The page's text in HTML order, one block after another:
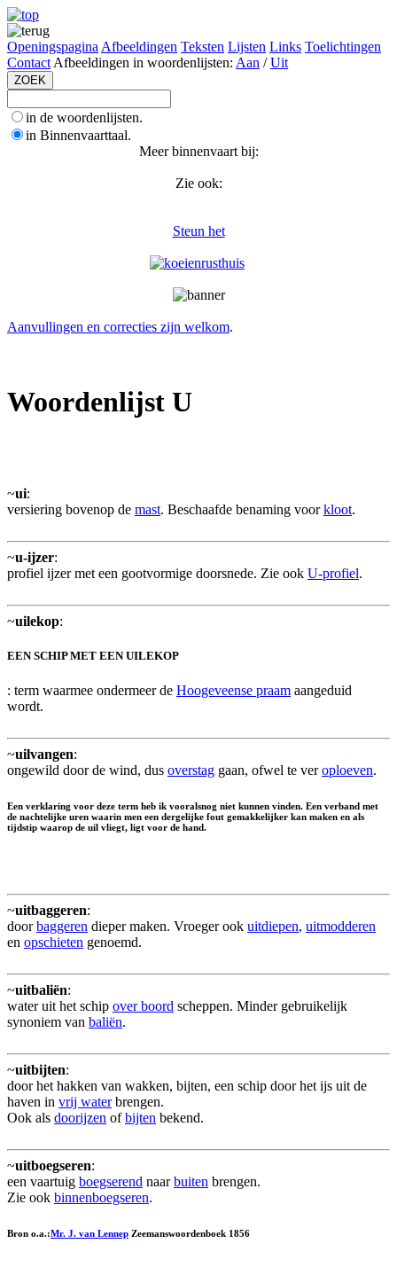
Openingspagina Afbeeldingen Teksten Lijsten Links Toelichtingen
Contact Afbeeldingen in woordenlijsten: Aan /Uit
in de woordenlijsten.
in Binnenvaarttaal.
Meer binnenvaart bij:
Zie ook:
Steun het
Aanvullingen en correcties zijn welkom.
Woordenlijst U
~ui:
versiering bovenop de mast. Beschaafde benaming voorkloot.
~u-ijzer:
profiel ijzer met een gootvormige doorsnede. Zie ook U-profiel.
~uilekop:
EEN SCHIP MET EEN UILEKOP
: term waarmee ondermeer de Hoogeveense praam aangeduid
wordt.
~uilvangen:
ongewild door de wind, dus overstag gaan, ofwel te veroploeven.
Een verklaring voor deze term heb ik vooralsnog niet kunnen vinden. Een verband met
de nachtelijke uren waarin men een dergelijke fout gemakkelijker kan maken en als
tijdstip waarop de uil vliegt, ligt voor de hand.
~uitbaggeren:
doorbaggeren dieper maken. Vroeger ook uitdiepen, uitmodderen
en opschieten genoemd.
~uitbaliën:
water uit het schip over boord scheppen. Minder gebruikelijk
synoniem van baliën.
~uitbijten:
door het hakken van wakken, bijten, een schip door het ijs uit de
haven in vrij waterbrengen.
Ook als doorijzen ofbijten bekend.
~uitboegseren:
een vaartuig boegserend naarbuiten brengen.
Zie ook binnenboegseren.
Bron o.a.:Mr. J. van Lennep Zeemanswoordenboek 1856